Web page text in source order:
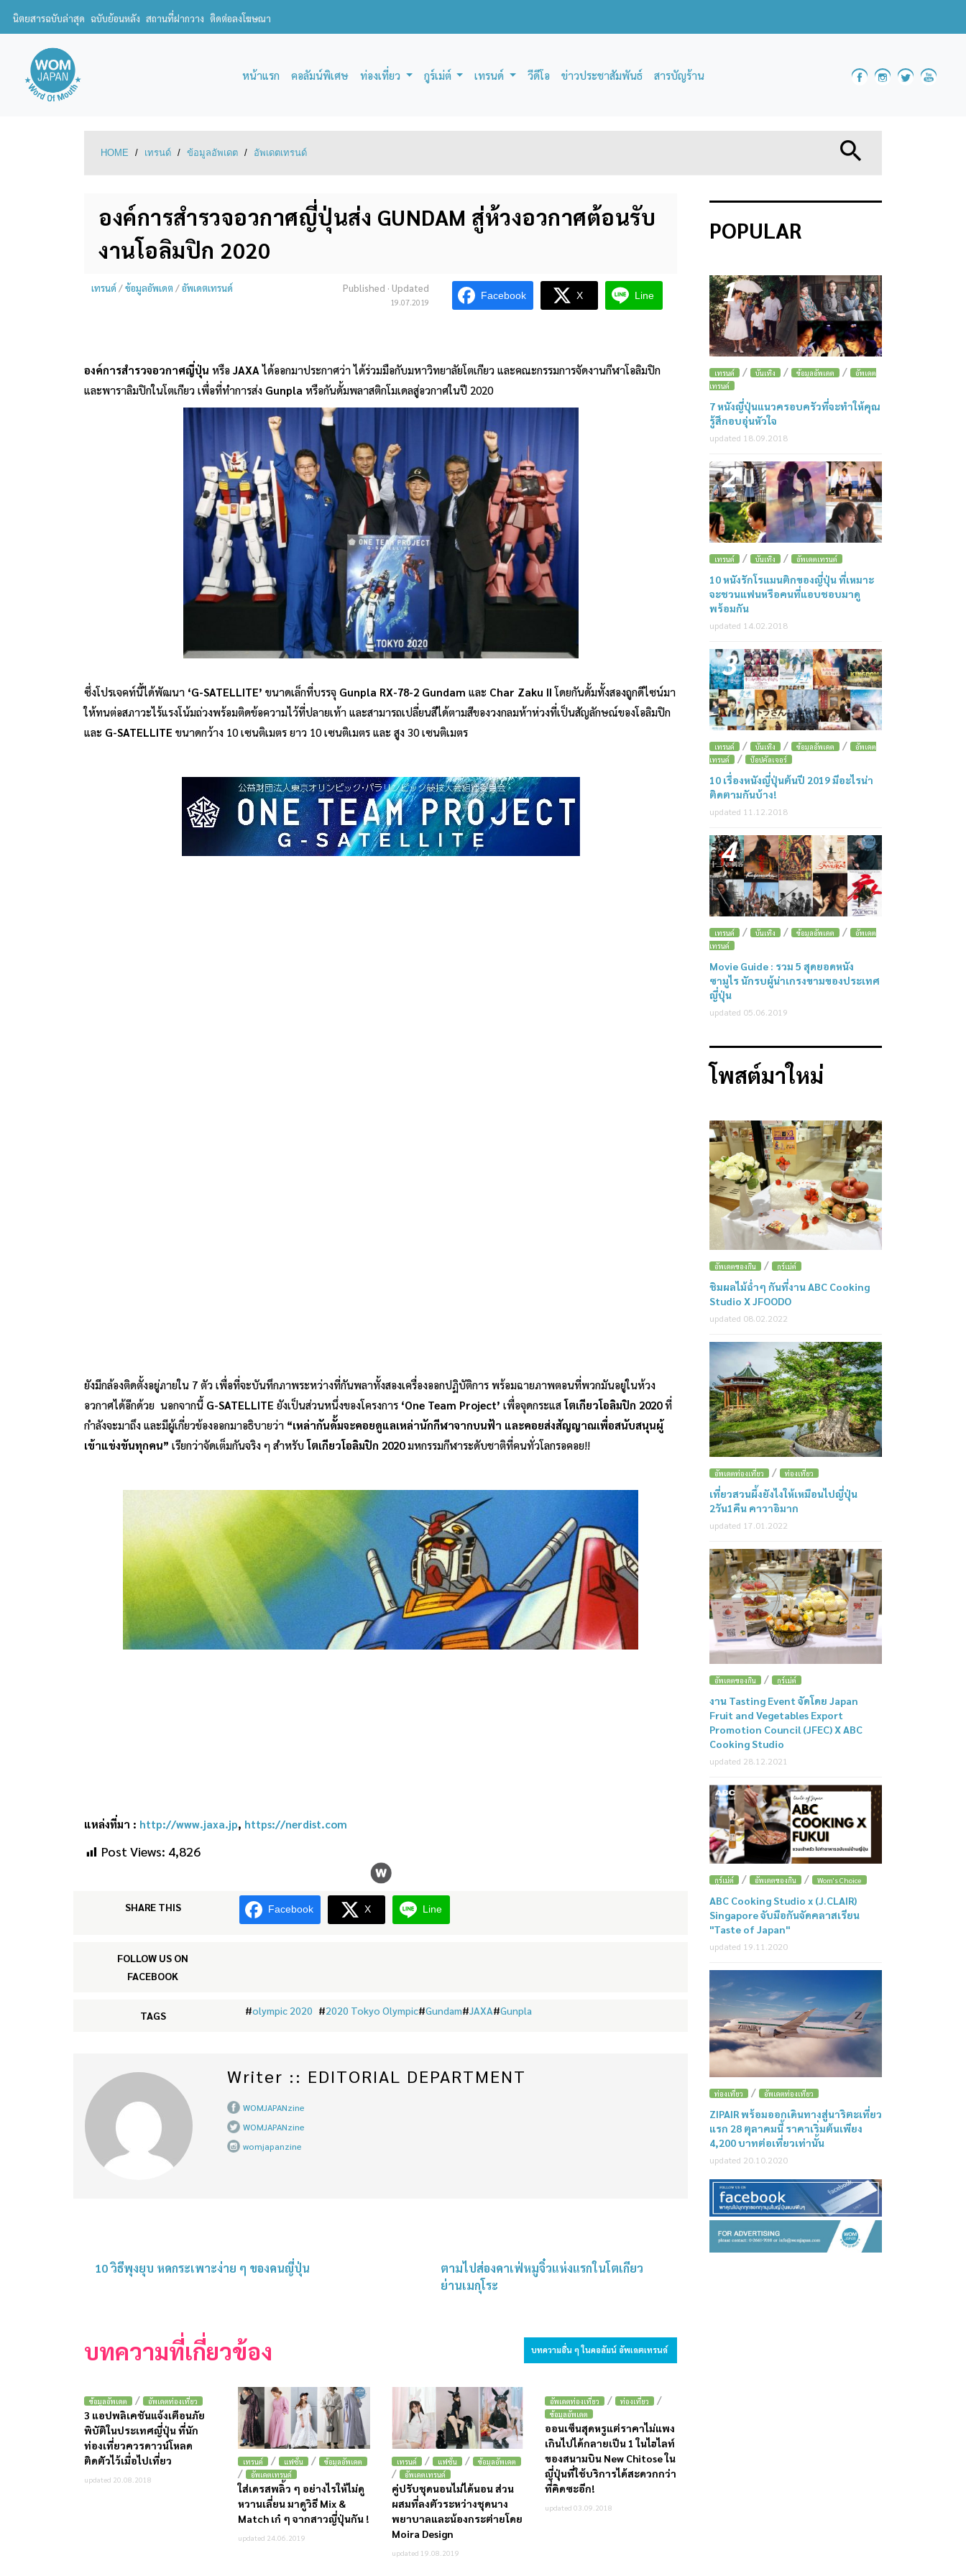
นิตยสารฉบับล่าสุด ฉบับย้อนหลัง สถานที่ฝากวาง ติดต่อลงโฆษณา
หน้าแรก คอลัมน์พิเศษ ท่องเที่ยว กูร์เม่ต์ เทรนด์ วีดีโอ ข่าวประชาสัมพันธ์ สารบัญร้าน
HOME / เทรนด์ / ข้อมูลอัพเดต / อัพเดตเทรนด์
องค์การสำรวจอวกาศญี่ปุ่นส่ง GUNDAM สู่ห้วงอวกาศต้อนรับ
งานโอลิมปิก 2020
เทรนด์/ข้อมูลอัพเดต /อัพเดตเทรนด์ Published · Updated
19.07.2019
Facebook X Line
องค์การสำรวจอวกาศญี่ปุ่น หรือ JAXA ได้ออกมาประกาศว่า ได้ร่วมมือกับมหาวิทยาลัยโตเกียว และคณะกรรมการจัดงานกีฬาโอลิมปิก
และพาราลิมปิกในโตเกียว เพื่อที่ทำการส่ง Gunpla หรือกันดั้มพลาสติกโมเดลสู่อวกาศในปี 2020
ซึ่งโปรเจคท์นี้ได้พัฒนา ‘G-SATELLITE’ ขนาดเล็กที่บรรจุ Gunpla RX-78-2 Gundam และ Char Zaku II โดยกันดั้มทั้งสองถูกดีไซน์มา
ให้ทนต่อสภาวะไร้แรงโน้มถ่วงพร้อมติดข้อความไว้ที่ปลายเท้า และสามารถเปลี่ยนสีได้ตามสีของวงกลมห้าห่วงที่เป็นสัญลักษณ์ของโอลิมปิก
และ G-SATELLITE ขนาดกว้าง 10 เซนติเมตร ยาว 10 เซนติเมตร และ สูง 30 เซนติเมตร
ยังมีกล้องติดตั้งอยู่ภายใน 7 ตัว เพื่อที่จะบันทึกภาพระหว่างที่กันพลาทั้งสองเครื่องออกปฏิบัติการ พร้อมฉายภาพตอนที่พวกมันอยู่ในห้วง
อวกาศได้อีกด้วย นอกจากนี้ G-SATELLITE ยังเป็นส่วนหนึ่งของโครงการ ‘One Team Project’ เพื่อจุดกระแสโตเกียวโอลิมปิก 2020ที่
กำลังจะมาถึง และมีผู้เกี่ยวข้องออกมาอธิบายว่า “เหล่ากันดั้มจะคอยดูแลเหล่านักกีฬาจากบนฟ้า และคอยส่งสัญญาณเพื่อสนับสนุนผู้
เข้าแข่งขันทุกคน” เรียกว่าจัดเต็มกันจริง ๆ สำหรับโตเกียวโอลิมปิก 2020มหกรรมกีฬาระดับชาติที่คนทั่วโลกรอคอย!!
แหล่งที่มา : http://www.jaxa.jp, https://nerdist.com
Post Views: 4,826
SHARE THIS Facebook X Line
FOLLOW US ON
FACEBOOK
TAGS #olympic 2020 #2020 Tokyo Olympic#Gundam#JAXA#Gunpla
Writer :: EDITORIAL DEPARTMENT
WOMJAPANzine
WOMJAPANzine
womjapanzine
10 วิธีพุงยุบ หดกระเพาะง่าย ๆ ของคนญี่ปุ่น
ตามไปส่องคาเฟ่หมูจิ๋วแห่งแรกในโตเกียว
ย่านเมกุโระ
บทความที่เกี่ยวข้อง บทความอื่น ๆ ในคอลัมน์ อัพเดตเทรนด์
ข้อมูลอัพเดต / อัพเดตท่องเที่ยว
3 แอปพลิเคชันแจ้งเตือนภัย
พิบัติในประเทศญี่ปุ่น ที่นัก
ท่องเที่ยวควรดาวน์โหลด
ติดตัวไว้เมื่อไปเที่ยว
updated 20.08.2018
เทรนด์ / แฟชั่น / ข้อมูลอัพเดต
/ อัพเดตเทรนด์
ใส่เดรสพลิ้ว ๆ อย่างไรให้ไม่ดู
หวานเลี่ยน มาดูวิธี Mix &
Match เก๋ ๆ จากสาวญี่ปุ่นกัน !
updated 24.06.2019
เทรนด์ / แฟชั่น / ข้อมูลอัพเดต
/ อัพเดตเทรนด์
คู่ปรับชุดนอนไม่ได้นอน ส่วน
ผสมที่ลงตัวระหว่างชุดนาง
พยาบาลและน้องกระต่ายโดย
Moira Design
updated 19.08.2019
อัพเดตท่องเที่ยว / ท่องเที่ยว /
ข้อมูลอัพเดต
ออนเซ็นสุดหรูแต่ราคาไม่แพง
เกินไปได้กลายเป็น 1 ในไฮไลท์
ของสนามบิน New Chitose ใน
ญี่ปุ่นที่ใช้บริการได้สะดวกกว่า
ที่คิดซะอีก!
updated 03.09.2018
POPULAR
1
เทรนด์ / บันเทิง / ข้อมูลอัพเดต /
อัพเดต
เทรนด์
7 หนังญี่ปุ่นแนวครอบครัวที่จะทำให้คุณ
รู้สึกอบอุ่นหัวใจ
updated 18.09.2018
2
เทรนด์ / บันเทิง / อัพเดตเทรนด์
10 หนังรักโรแมนติกของญี่ปุ่น ที่เหมาะ
จะชวนแฟนหรือคนที่แอบชอบมาดู
พร้อมกัน
updated 14.02.2018
3
เทรนด์ / บันเทิง / ข้อมูลอัพเดต /
อัพเดต
เทรนด์
/ ป๊อปคัลเจอร์
10 เรื่องหนังญี่ปุ่นต้นปี 2019 มีอะไรน่า
ติดตามกันบ้าง!
updated 11.12.2018
4
เทรนด์ / บันเทิง / ข้อมูลอัพเดต /
อัพเดต
เทรนด์
Movie Guide : รวม 5 สุดยอดหนัง
ซามูไร นักรบผู้น่าเกรงขามของประเทศ
ญี่ปุ่น
updated 05.06.2019
โพสต์มาใหม่
อัพเดตของกิน / กูร์เม่ต์
ชิมผลไม้ฉ่ำๆ กันที่งาน ABC Cooking
Studio X JFOODO
updated 08.02.2022
อัพเดตท่องเที่ยว / ท่องเที่ยว
เที่ยวสวนผึ้งยังไงให้เหมือนไปญี่ปุ่น
2วัน1คืน คาวาอิมาก
updated 17.01.2022
อัพเดตของกิน / กูร์เม่ต์
งาน Tasting Event จัดโดย Japan
Fruit and Vegetables Export
Promotion Council (JFEC) X ABC
Cooking Studio
updated 28.12.2021
กูร์เม่ต์ / อัพเดตของกิน / Wom's Choice
ABC Cooking Studio x (J.CLAIR)
Singapore จับมือกันจัดคลาสเรียน
"Taste of Japan"
updated 19.11.2020
ท่องเที่ยว / อัพเดตท่องเที่ยว
ZIPAIR พร้อมออกเดินทางสู่นาริตะเที่ยว
แรก 28 ตุลาคมนี้ ราคาเริ่มต้นเพียง
4,200 บาทต่อเที่ยวเท่านั้น
updated 20.10.2020